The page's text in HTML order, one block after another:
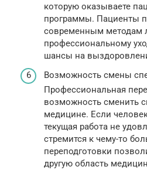
которую оказываете
программы. Пациенты
современным методам
профессиональному
шансы на
Возможность смены
Профессиональная
возможность сменить
медицине. Если человек
текущая работа не
стремится к чему-то
переподготовки
другую область